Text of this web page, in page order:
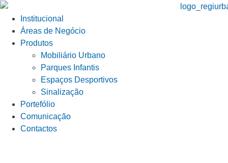
Institucional
Áreas de Negócio
Produtos
Mobiliário Urbano
Parques Infantis
Espaços Desportivos
Sinalização
Portefólio
Comunicação
Contactos